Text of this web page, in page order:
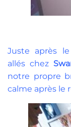
Juste après le
allés chez
notre propre
calme après le